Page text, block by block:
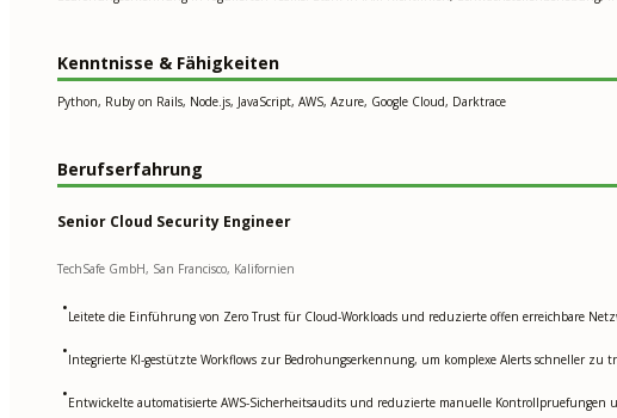
Kenntnisse & Fähigkeiten
Python, Ruby on Rails, Node.js, JavaScript, AWS, Azure, Google Cloud, Darktrace
Berufserfahrung
Senior Cloud Security Engineer
TechSafe GmbH, San Francisco, Kalifornien
•Leitete die Einführung von Zero Trust für Cloud-Workloads und reduzierte offen erreichbare
•Integrierte KI-gestützte Workflows zur Bedrohungserkennung, um komplexe Alerts schneller zu
•Entwickelte automatisierte AWS-Sicherheitsaudits und reduzierte manuelle Kontrollpruefungen